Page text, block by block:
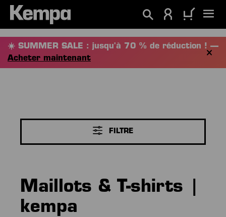
principal
☀️ SUMMER SALE : jusqu'à 70 % de réduction ! —
Acheter maintenant
FILTRE
Maillots & T-shirts |
kempa